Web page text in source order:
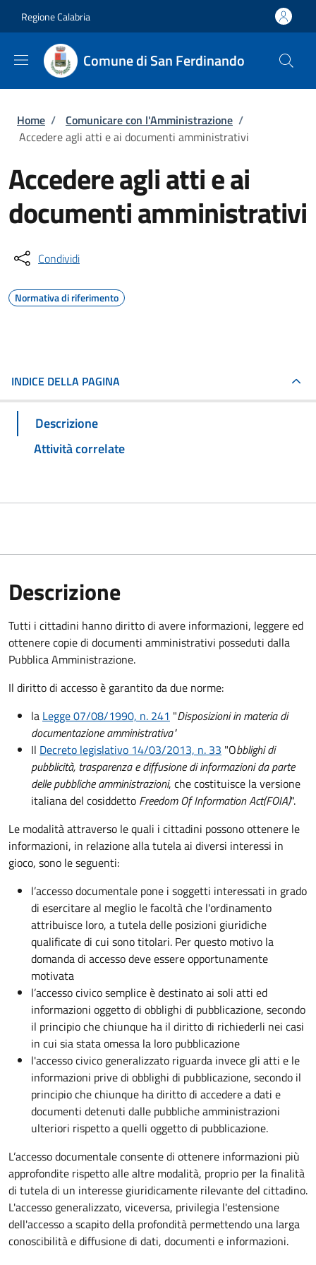
Regione Calabria
Comune di San Ferdinando
Briciole di pane
Home / Comunicare con l'Amministrazione /
Accedere agli atti e ai documenti amministrativi
Accedere agli atti e ai
documenti amministrativi
Condividi
Normativa di riferimento
INDICE DELLA PAGINA
Descrizione
Attività correlate
Descrizione
Tutti i cittadini hanno diritto di avere informazioni, leggere ed
ottenere copie di documenti amministrativi posseduti dalla
Pubblica Amministrazione.
Il diritto di accesso è garantito da due norme:
la Legge 07/08/1990, n. 241 "Disposizioni in materia di
documentazione amministrativa"
Il Decreto legislativo 14/03/2013, n. 33 "Obblighi di
pubblicità, trasparenza e diffusione di informazioni da parte
delle pubbliche amministrazioni, che costituisce la versione
italiana del cosiddetto Freedom Of Information Act(FOIA)".
Le modalità attraverso le quali i cittadini possono ottenere le
informazioni, in relazione alla tutela ai diversi interessi in
gioco, sono le seguenti:
l’accesso documentale pone i soggetti interessati in grado
di esercitare al meglio le facoltà che l'ordinamento
attribuisce loro, a tutela delle posizioni giuridiche
qualificate di cui sono titolari. Per questo motivo la
domanda di accesso deve essere opportunamente
motivata
l’accesso civico semplice è destinato ai soli atti ed
informazioni oggetto di obblighi di pubblicazione, secondo
il principio che chiunque ha il diritto di richiederli nei casi
in cui sia stata omessa la loro pubblicazione
l'accesso civico generalizzato riguarda invece gli atti e le
informazioni prive di obblighi di pubblicazione, secondo il
principio che chiunque ha diritto di accedere a dati e
documenti detenuti dalle pubbliche amministrazioni
ulteriori rispetto a quelli oggetto di pubblicazione.
L’accesso documentale consente di ottenere informazioni più
approfondite rispetto alle altre modalità, proprio per la finalità
di tutela di un interesse giuridicamente rilevante del cittadino.
L'accesso generalizzato, viceversa, privilegia l'estensione
dell'accesso a scapito della profondità permettendo una larga
conoscibilità e diffusione di dati, documenti e informazioni.